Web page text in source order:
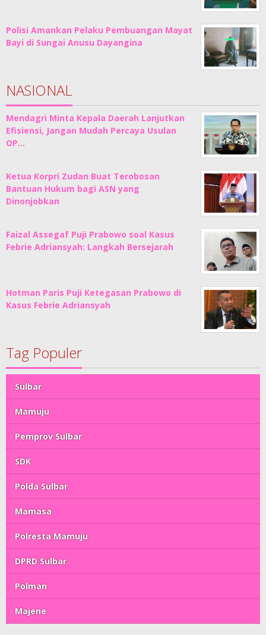
Polisi Amankan Pelaku Pembuangan Mayat
Bayi di Sungai Anusu Dayangina
NASIONAL
Mendagri Minta Kepala Daerah Lanjutkan
Efisiensi, Jangan Mudah Percaya Usulan
OP…
Ketua Korpri Zudan Buat Terobosan
Bantuan Hukum bagi ASN yang
Dinonjobkan
Faizal Assegaf Puji Prabowo soal Kasus
Febrie Adriansyah: Langkah Bersejarah
Hotman Paris Puji Ketegasan Prabowo di
Kasus Febrie Adriansyah
Tag Populer
Sulbar
Mamuju
Pemprov Sulbar
SDK
Polda Sulbar
Mamasa
Polresta Mamuju
DPRD Sulbar
Polman
Majene